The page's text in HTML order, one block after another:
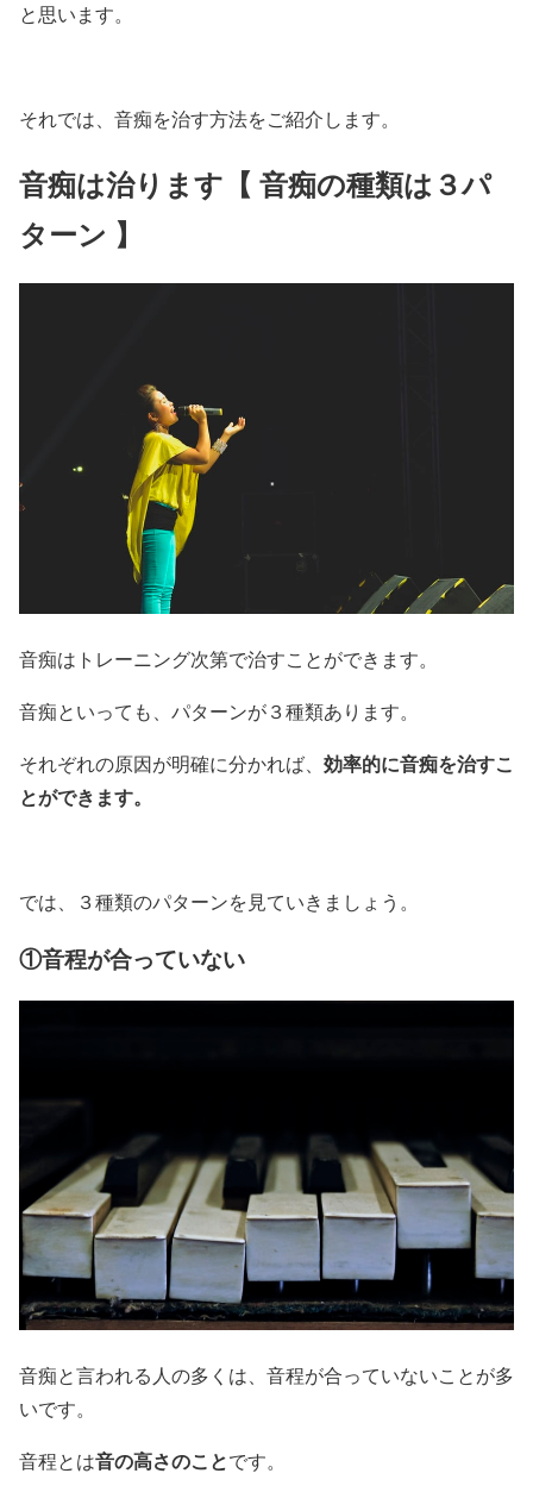
と思います。
それでは、音痴を治す方法をご紹介します。
音痴は治ります【 音痴の種類は３パ
ターン 】
音痴はトレーニング次第で治すことができます。
音痴といっても、パターンが３種類あります。
それぞれの原因が明確に分かれば、 効率的に音痴を治すこ
とができます。
では、３種類のパターンを見ていきましょう。
①音程が合っていない
音痴と言われる人の多くは、音程が合っていないことが多
いです。
音程とは音の高さのことです。